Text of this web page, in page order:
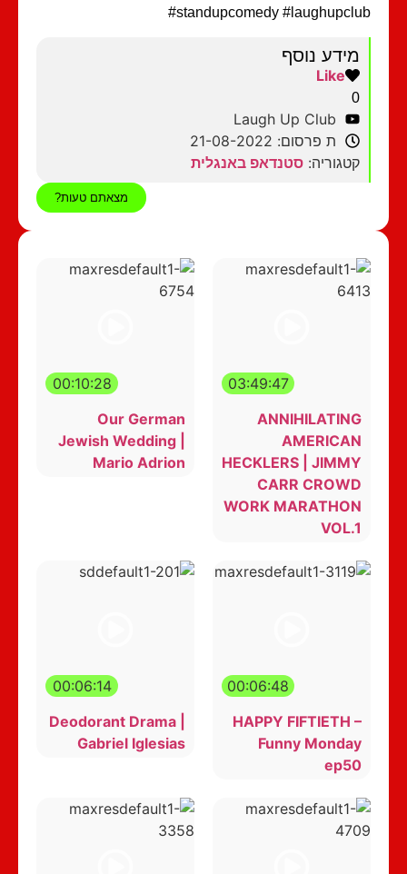
#standupcomedy #laughupclub
מידע נוסף
Like
0
Laugh Up Club
ת פרסום: 21-08-2022
קטגוריה: סטנדאפ באנגלית
מצאתם טעות?
03:49:47
ANNIHILATING
AMERICAN
HECKLERS | JIMMY
CARR CROWD
WORK MARATHON
VOL.1
00:10:28
Our German
Jewish Wedding |
Mario Adrion
00:06:48
HAPPY FIFTIETH –
Funny Monday
ep50
00:06:14
Deodorant Drama |
Gabriel Iglesias